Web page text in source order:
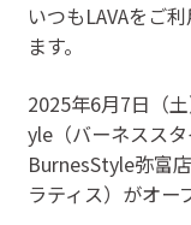
いつもLAVAをご
ます。
2025年6月7日（
yle（バーネスス
BurnesStyle弥富
ラティス）がオー